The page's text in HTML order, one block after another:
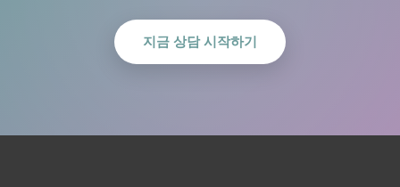
지금 상담 시작하기